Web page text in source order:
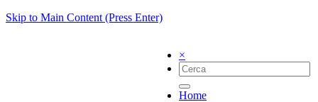
Skip to Main Content (Press Enter)
×
Home